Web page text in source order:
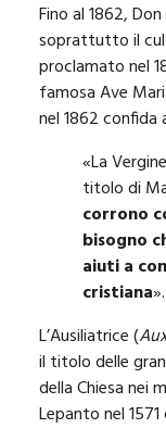
Fino al 1862,
soprattutto il
proclamato nel
famosa Ave
nel 1862 confida
«La
titolo di
corrono
bisogno
aiuti a
cristiana».
L’Ausiliatrice (
il titolo delle
della Chiesa nei
Lepanto nel